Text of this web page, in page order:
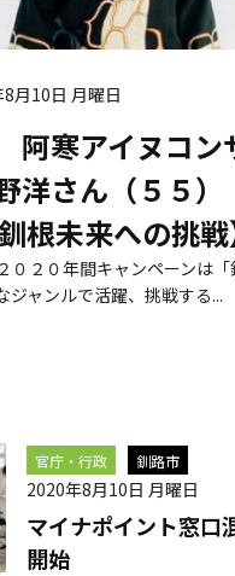
月10日 月曜日
寒アイヌコン
さん（５５）
根未来への挑戦
２０年間キャンペーンは「
ジャンルで活躍、挑戦する...
官庁・行政 釧路市
2020年8月10日 月曜日
マイナポイント窓口
開始